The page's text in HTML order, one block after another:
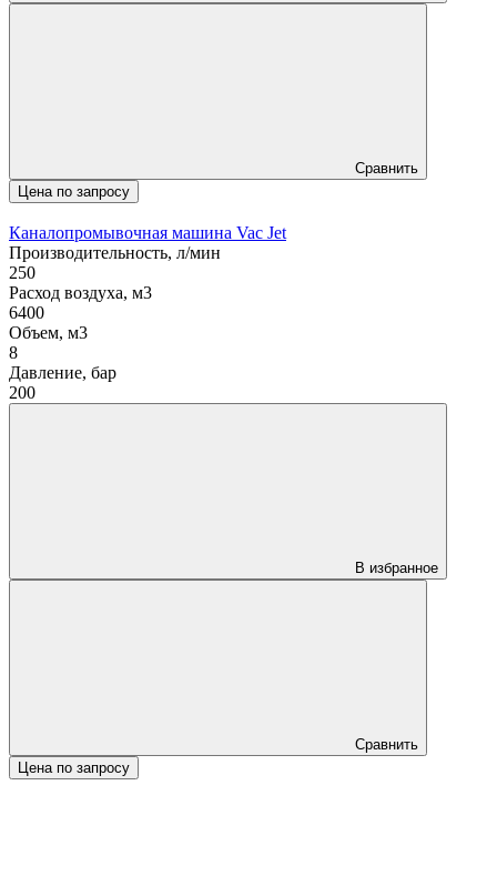
Сравнить
Цена по запросу
Каналопромывочная машина Vac Jet
Производительность, л/мин
250
Расход воздуха, м3
6400
Объем, м3
8
Давление, бар
200
В избранное
Сравнить
Цена по запросу